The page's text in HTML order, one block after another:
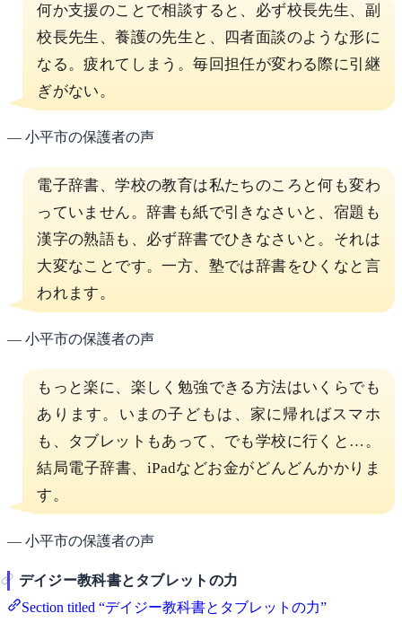
何か支援のことで相談すると、必ず校長先生、副
校長先生、養護の先生と、四者面談のような形に
なる。疲れてしまう。毎回担任が変わる際に引継
ぎがない。
— 小平市の保護者の声
電子辞書、学校の教育は私たちのころと何も変わ
っていません。辞書も紙で引きなさいと、宿題も
漢字の熟語も、必ず辞書でひきなさいと。それは
大変なことです。一方、塾では辞書をひくなと言
われます。
— 小平市の保護者の声
もっと楽に、楽しく勉強できる方法はいくらでも
あります。いまの子どもは、家に帰ればスマホ
も、タブレットもあって、でも学校に行くと…。
結局電子辞書、iPadなどお金がどんどんかかりま
す。
— 小平市の保護者の声
デイジー教科書とタブレットの力
Section titled “デイジー教科書とタブレットの力”